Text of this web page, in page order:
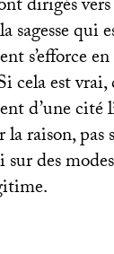
dirigés
sagesse qui
s’efforce
cela est
d’une cité
raison, pas
des